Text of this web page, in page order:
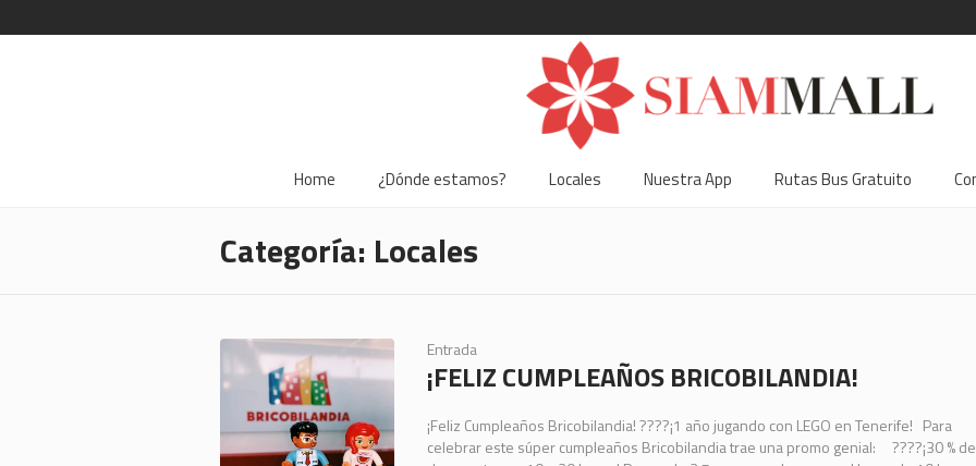
Home ¿Dónde estamos? Locales Nuestra App Rutas Bus Gratuito
Categoría: Locales
Entrada
¡FELIZ CUMPLEAÑOS BRICOBILANDIA!
¡Feliz Cumpleaños Bricobilandia! ????¡1 año jugando con LEGO en Tenerife! Para
celebrar este súper cumpleaños Bricobilandia trae una promo genial: ????¡30 % de